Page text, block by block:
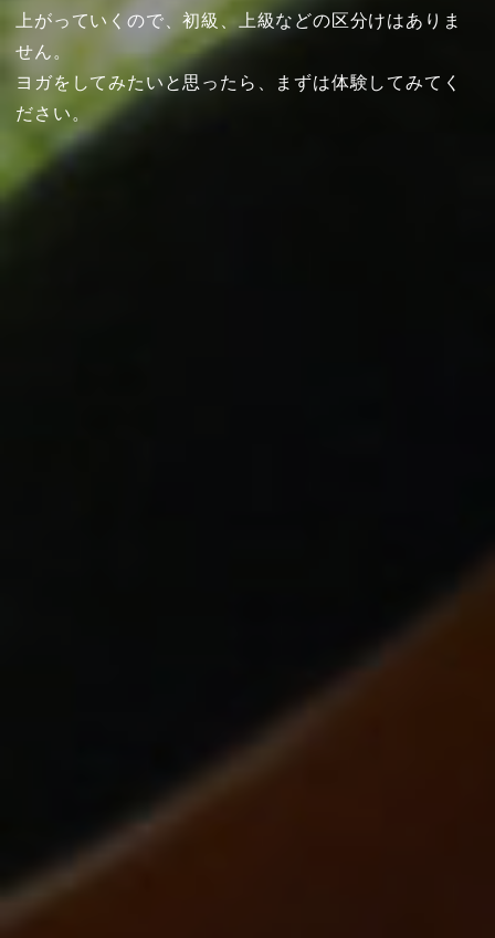
上がっていくので、初級、上級などの区分けはありま
せん。
ヨガをしてみたいと思ったら、まずは体験してみてく
ださい。